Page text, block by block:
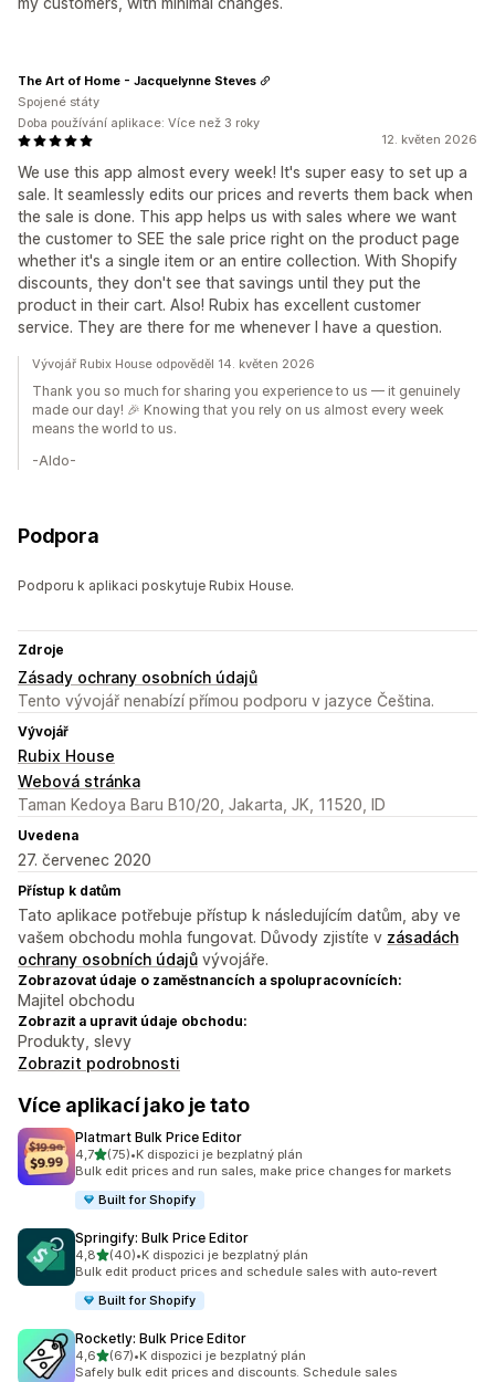
12. květen 2026
We use this app almost every week! It's super easy to set up a
sale. It seamlessly edits our prices and reverts them back when
the sale is done. This app helps us with sales where we want
the customer to SEE the sale price right on the product page
whether it's a single item or an entire collection. With Shopify
discounts, they don't see that savings until they put the
product in their cart. Also! Rubix has excellent customer
service. They are there for me whenever I have a question.
The Art of Home - Jacquelynne Steves
Spojené státy
Doba používání aplikace: Více než 3 roky
Vývojář Rubix House odpověděl 14. květen 2026
Thank you so much for sharing you experience to us — it genuinely
made our day! 🎉 Knowing that you rely on us almost every week
means the world to us.
-Aldo-
Podpora
Podporu k aplikaci poskytuje Rubix House.
Zdroje
Zásady ochrany osobních údajů
Tento vývojář nenabízí přímou podporu v jazyce Čeština.
Vývojář
Rubix House
Webová stránka
Taman Kedoya Baru B10/20, Jakarta, JK, 11520, ID
Uvedena
27. červenec 2020
Přístup k datům
Tato aplikace potřebuje přístup k následujícím datům, aby ve
vašem obchodu mohla fungovat. Důvody zjistíte v zásadách
ochrany osobních údajů vývojáře.
Zobrazovat údaje o zaměstnancích a spolupracovnících:
Majitel obchodu
Zobrazit a upravit údaje obchodu:
Produkty, slevy
Zobrazit podrobnosti
Více aplikací jako je tato
Platmart Bulk Price Editor
4,7z 5 hvězd
(75)
Celkový počet recenzí: 75
•K dispozici je bezplatný plán
Bulk edit prices and run sales, make price changes for markets
Built for Shopify
Springify: Bulk Price Editor
4,8z 5 hvězd
(40)
Celkový počet recenzí: 40
•K dispozici je bezplatný plán
Bulk edit product prices and schedule sales with auto-revert
Built for Shopify
Rocketly: Bulk Price Editor
4,6z 5 hvězd
(67)
Celkový počet recenzí: 67
•K dispozici je bezplatný plán
Safely bulk edit prices and discounts. Schedule sales